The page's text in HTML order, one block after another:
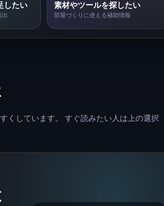
したい
出
素材やツールを探したい
部屋づくりに使える補助情報
くしています。 すぐ読みたい人は上の選択